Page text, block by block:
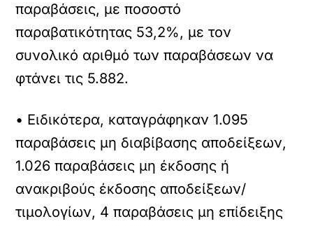
παραβάσεις, με ποσοστό
παραβατικότητας 53,2%, με τον
συνολικό αριθμό των παραβάσεων να
φτάνει τις 5.882.
• Ειδικότερα, καταγράφηκαν 1.095
παραβάσεις μη διαβίβασης αποδείξεων,
1.026 παραβάσεις μη έκδοσης ή
ανακριβούς έκδοσης αποδείξεων/
τιμολογίων, 4 παραβάσεις μη επίδειξης